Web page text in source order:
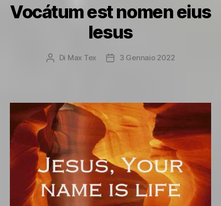
Vocátum est nomen eius
Iesus
Autore
Di Max Tex
Data3 Gennaio 2022